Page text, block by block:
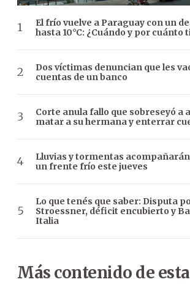
El frío vuelve a Paraguay con un
hasta 10°C: ¿Cuándo y por cuánto
Dos víctimas denuncian que les
cuentas de un banco
Corte anula fallo que sobreseyó a
matar a su hermana y enterrar
Lluvias y tormentas
un frente frío este jueves
Lo que tenés que saber: Disputa
Stroessner, déficit encubierto y
Italia
Más contenido de